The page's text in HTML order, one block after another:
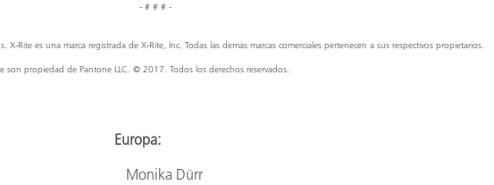
- # # # -
es una marca registrada de X‑Rite, Inc. Todas las demás marcas comerciales pertenecen a sus respectivos propietarios.
son propiedad de Pantone LLC. © 2017. Todos los derechos reservados.
Europa:
Monika Dürr